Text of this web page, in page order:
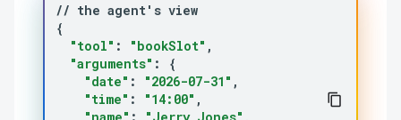
// the agent' s
{
"tool" : "bookSlot"
"arguments" :
{
"date" : "2026-07-31"
"time" : "14:00"
"name" : "Jerry Jones"